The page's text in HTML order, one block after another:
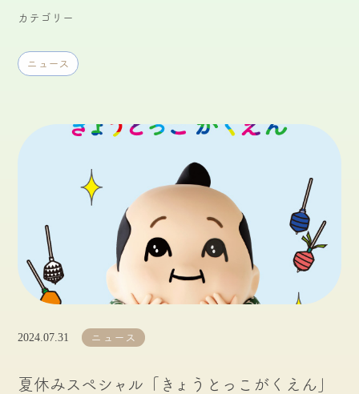
カテゴリー
ニュース
2024.07.31 ニュース
夏休みスペシャル「きょうとっこがくえん」